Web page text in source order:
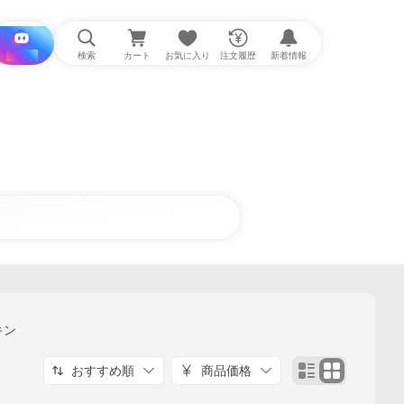
i と探す 検索 カート お気に入り 注文履歴 新着情報
ン
おすすめ順 商品価格